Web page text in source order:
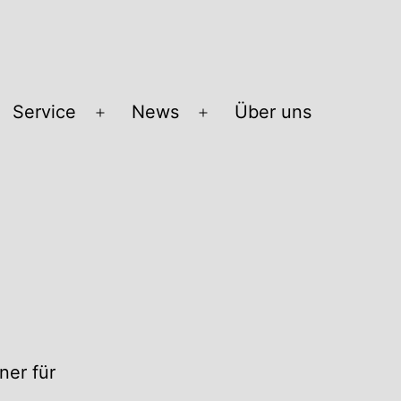
Service
Menü
News
Menü
Über uns
für